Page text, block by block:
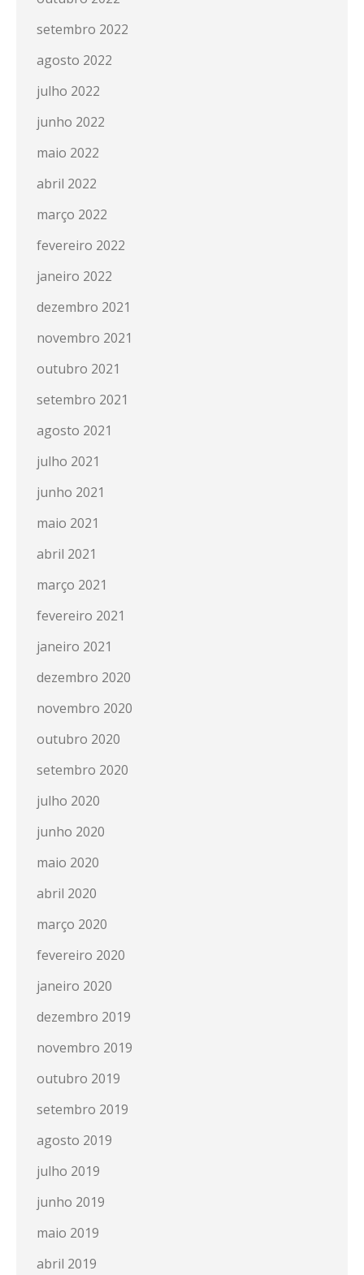
setembro 2022
agosto 2022
julho 2022
junho 2022
maio 2022
abril 2022
março 2022
fevereiro 2022
janeiro 2022
dezembro 2021
novembro 2021
outubro 2021
setembro 2021
agosto 2021
julho 2021
junho 2021
maio 2021
abril 2021
março 2021
fevereiro 2021
janeiro 2021
dezembro 2020
novembro 2020
outubro 2020
setembro 2020
julho 2020
junho 2020
maio 2020
abril 2020
março 2020
fevereiro 2020
janeiro 2020
dezembro 2019
novembro 2019
outubro 2019
setembro 2019
agosto 2019
julho 2019
junho 2019
maio 2019
abril 2019